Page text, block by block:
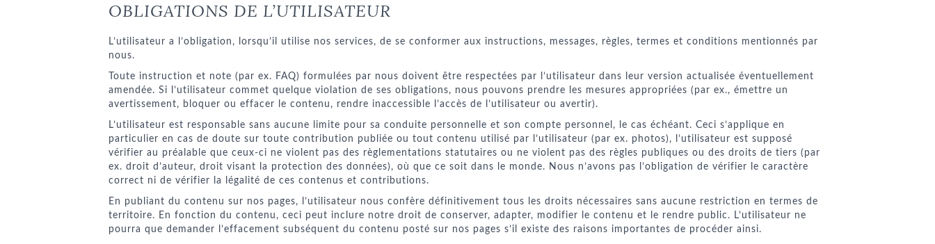
OBLIGATIONS DE L’UTILISATEUR
L’utilisateur a l’obligation, lorsqu’il utilise nos services, de se conformer aux instructions, messages, règles, termes et conditions mentionnés par
nous.
Toute instruction et note (par ex. FAQ) formulées par nous doivent être respectées par l’utilisateur dans leur version actualisée éventuellement
amendée. Si l’utilisateur commet quelque violation de ses obligations, nous pouvons prendre les mesures appropriées (par ex., émettre un
avertissement, bloquer ou effacer le contenu, rendre inaccessible l’accès de l’utilisateur ou avertir).
L’utilisateur est responsable sans aucune limite pour sa conduite personnelle et son compte personnel, le cas échéant. Ceci s’applique en
particulier en cas de doute sur toute contribution publiée ou tout contenu utilisé par l’utilisateur (par ex. photos), l’utilisateur est supposé
vérifier au préalable que ceux-ci ne violent pas des règlementations statutaires ou ne violent pas des règles publiques ou des droits de tiers (par
ex. droit d’auteur, droit visant la protection des données), où que ce soit dans le monde. Nous n’avons pas l’obligation de vérifier le caractère
correct ni de vérifier la légalité de ces contenus et contributions.
En publiant du contenu sur nos pages, l’utilisateur nous confère définitivement tous les droits nécessaires sans aucune restriction en termes de
territoire. En fonction du contenu, ceci peut inclure notre droit de conserver, adapter, modifier le contenu et le rendre public. L’utilisateur ne
pourra que demander l’effacement subséquent du contenu posté sur nos pages s’il existe des raisons importantes de procéder ainsi.